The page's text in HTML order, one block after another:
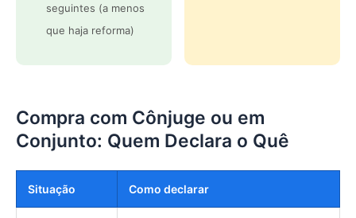
seguintes (a menos
que haja reforma)
Compra com Cônjuge ou em
Conjunto: Quem Declara o Quê
Situação Como declarar